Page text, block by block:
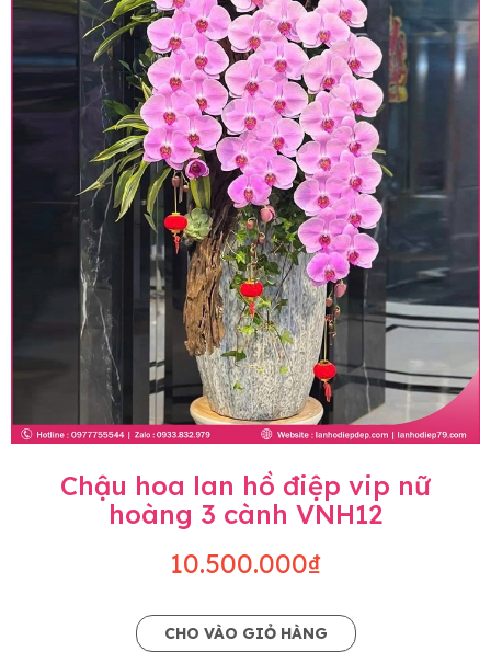
Chậu hoa lan hồ điệp vip nữ
hoàng 3 cành VNH12
10.500.000₫
CHO VÀO GIỎ HÀNG